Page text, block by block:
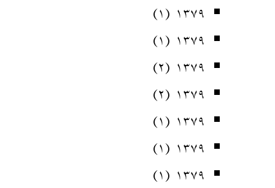
۱۳۷۹ (۱)
۱۳۷۹ (۱)
۱۳۷۹ (۲)
۱۳۷۹ (۲)
۱۳۷۹ (۱)
۱۳۷۹ (۱)
۱۳۷۹ (۱)